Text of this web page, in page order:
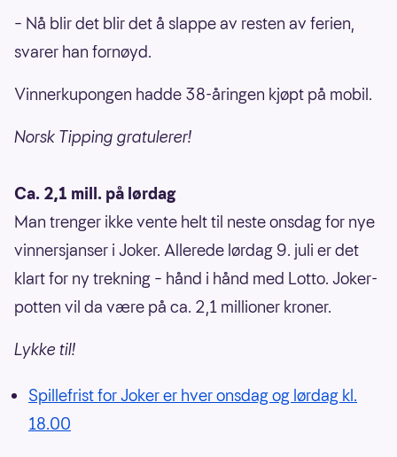
– Nå blir det blir det å slappe av resten av ferien,
svarer han fornøyd.
Vinnerkupongen hadde 38-åringen kjøpt på mobil.
Norsk Tipping gratulerer!
Ca. 2,1 mill. på lørdag
Man trenger ikke vente helt til neste onsdag for nye
vinnersjanser i Joker. Allerede lørdag 9. juli er det
klart for ny trekning – hånd i hånd med Lotto. Joker-
potten vil da være på ca. 2,1 millioner kroner.
Lykke til!
Spillefrist for Joker er hver onsdag og lørdag kl.
18.00